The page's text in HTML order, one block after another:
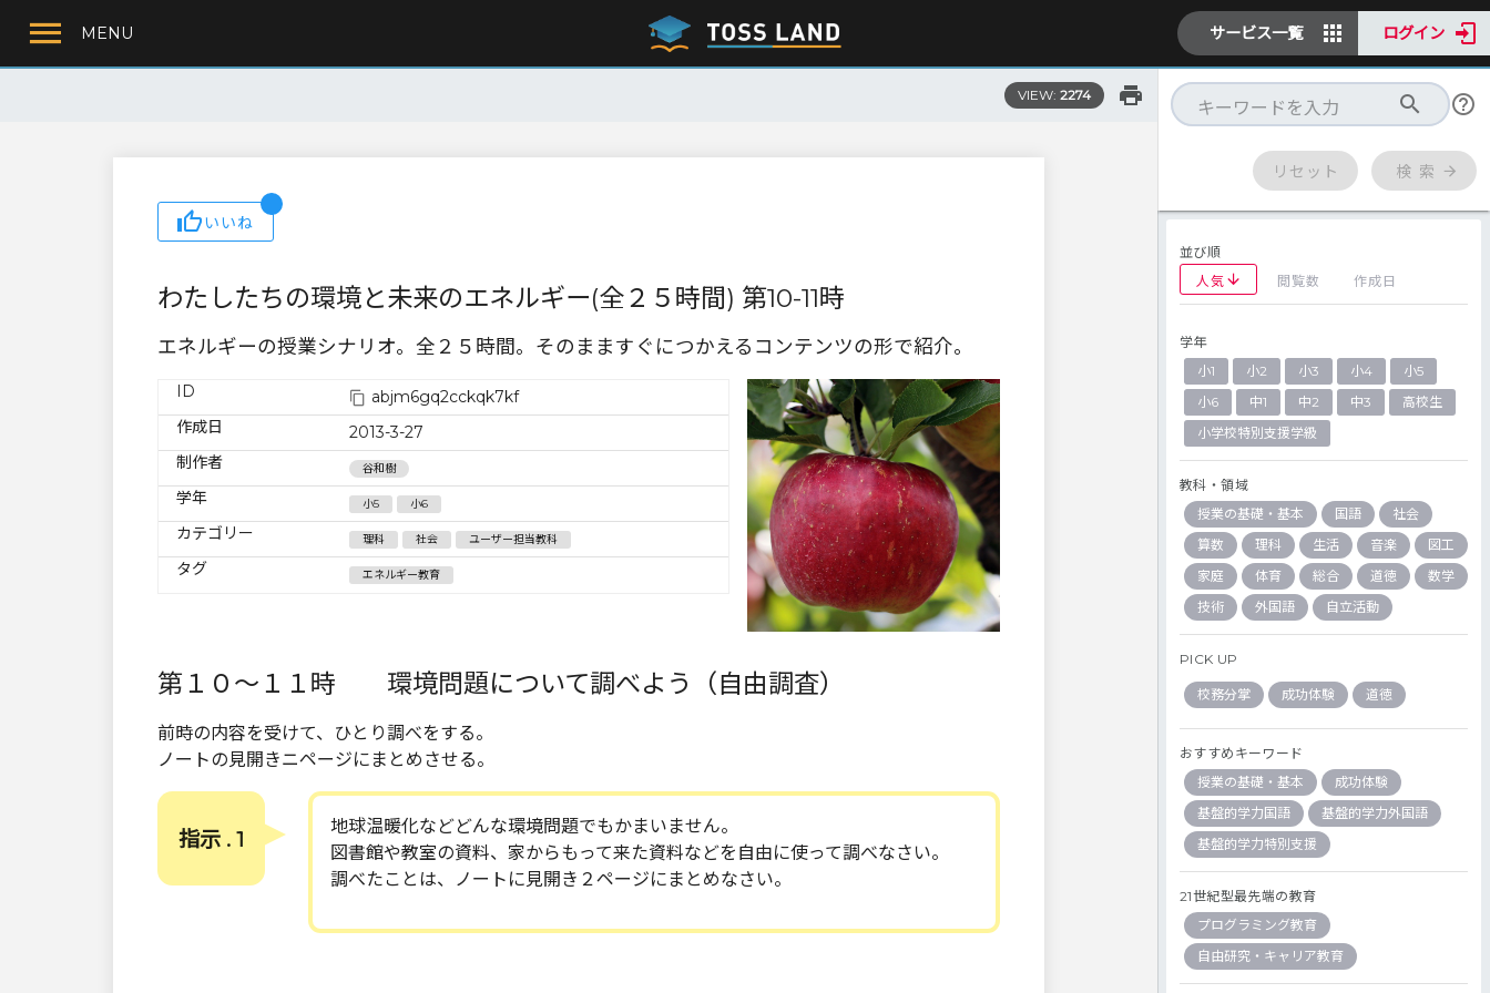
MENU サービス一覧 ログイン
VIEW: 2274
いいね
わたしたちの環境と未来のエネルギー(全２５時間) 第10-11時
エネルギーの授業シナリオ。全２５時間。そのまますぐにつかえるコンテンツの形で紹介。
ID
abjm6gq2cckqk7kf
作成日
2013-3-27
制作者
谷和樹
学年 小5 小6
カテゴリー 理科 社会 ユーザー担当教科
タグ エネルギー教育
第１０～１１時 環境問題について調べよう（自由調査）
前時の内容を受けて、ひとり調べをする。
ノートの見開きニページにまとめさせる。
指示 . 1
地球温暖化などどんな環境問題でもかまいません。
図書館や教室の資料、家からもって来た資料などを自由に使って調べなさい。
調べたことは、ノートに見開き２ページにまとめなさい。
リセット 検 索
並び順
人気
閲覧数 作成日
学年
小1
小2 小3 小4
小5
小6
中1 中2 中3
高校生
小学校特別支援学級
教科・領域
授業の基礎・基本
国語
社会
算数
理科 生活 音楽
図工
家庭
体育 総合 道徳
数学
技術
外国語 自立活動
PICK UP
校務分掌 成功体験 道徳
おすすめキーワード
授業の基礎・基本
成功体験
基盤的学力国語
基盤的学力外国語
基盤的学力特別支援
21世紀型最先端の教育
プログラミング教育
自由研究・キャリア教育